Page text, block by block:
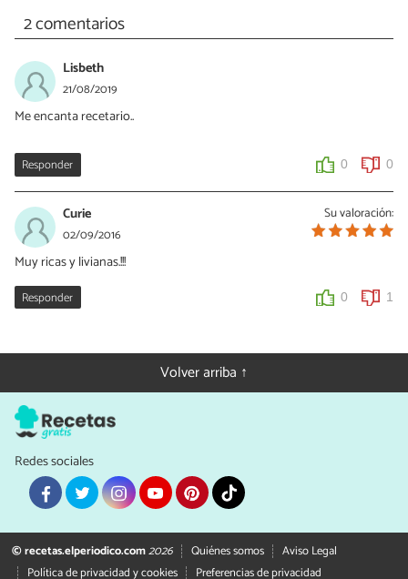
2 comentarios
Lisbeth
21/08/2019
Me encanta recetario..
Responder 0 0
Su valoración:
Curie
02/09/2016
Muy ricas y livianas.!!!
Responder 0 1
Volver arriba ↑
Redes sociales
© recetas.elperiodico.com2026 Quiénes somos
Aviso Legal
Política de privacidad y cookies
Preferencias de privacidad